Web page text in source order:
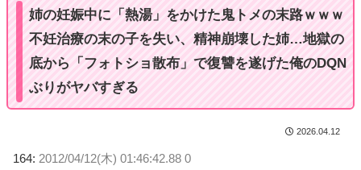
姉の妊娠中に「熱湯」をかけた鬼トメの末路ｗｗｗ
不妊治療の末の子を失い、精神崩壊した姉…地獄の
底から「フォトショ散布」で復讐を遂げた俺のDQN
ぶりがヤバすぎる
2026.04.12
164: 2012/04/12(木) 01:46:42.88 0